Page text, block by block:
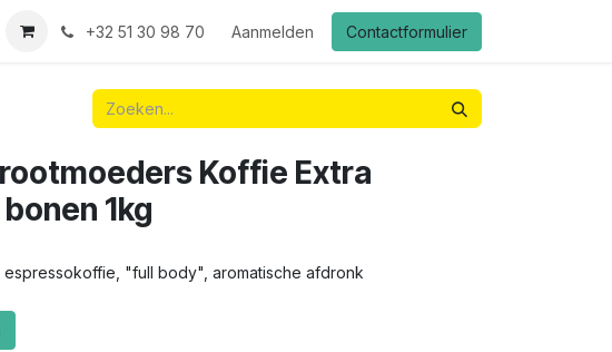
+32 51 30 98 70 Aanmelden Contactformulier
Koffie Extra
1kg
"full body", aromatische afdronk